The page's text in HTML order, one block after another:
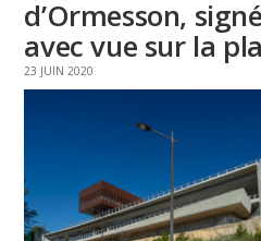
d’Ormesson,
avec vue sur la
23 JUIN 2020